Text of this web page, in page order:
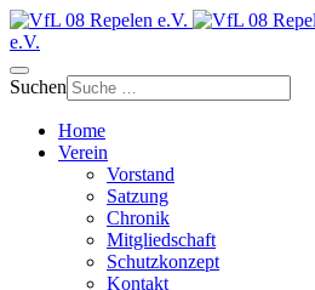
e.V.
Suchen
Home
Verein
Vorstand
Satzung
Chronik
Mitgliedschaft
Schutzkonzept
Kontakt